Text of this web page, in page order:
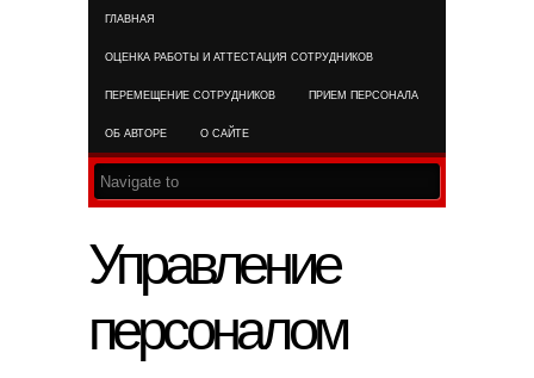
ГЛАВНАЯ
ОЦЕНКА РАБОТЫ И АТТЕСТАЦИЯ СОТРУДНИКОВ
ПЕРЕМЕЩЕНИЕ СОТРУДНИКОВ ПРИЕМ ПЕРСОНАЛА
ОБ АВТОРЕ О САЙТЕ
Управление
персоналом